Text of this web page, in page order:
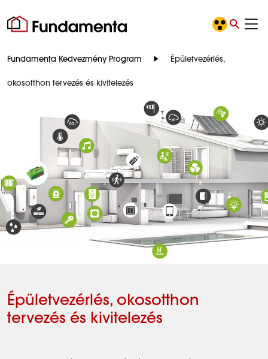
Fundamenta Kedvezmény Program Épületvezérlés,
okosotthon tervezés és kivitelezés
Épületvezérlés, okosotthon
tervezés és kivitelezés